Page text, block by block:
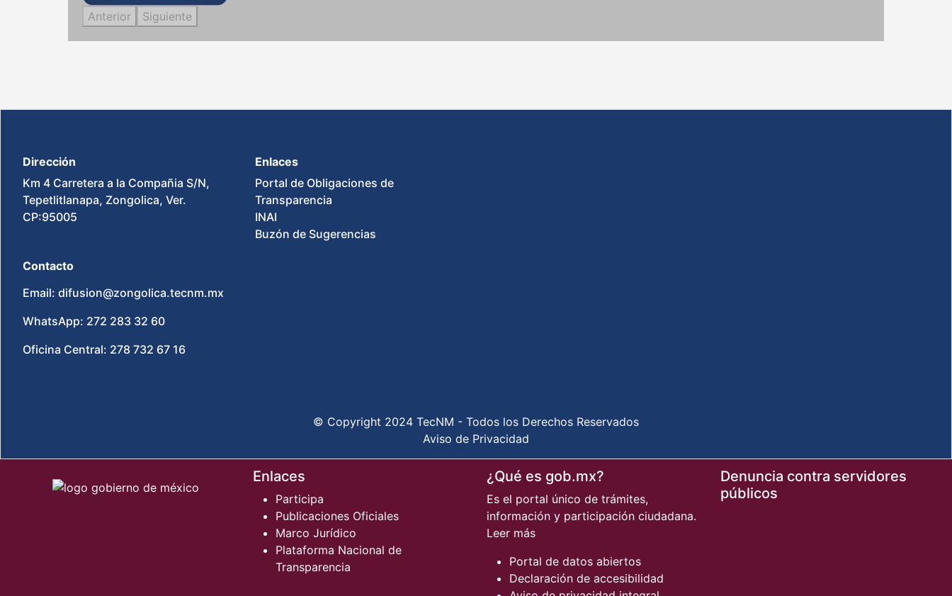
Anterior Siguiente
Dirección
Km 4 Carretera a la Compañia S/N,
Tepetlitlanapa, Zongolica, Ver.
CP:95005
Contacto
Email: difusion@zongolica.tecnm.mx
WhatsApp: 272 283 32 60
Oficina Central: 278 732 67 16
Enlaces
Portal de Obligaciones de
Transparencia
INAI
Buzón de Sugerencias
© Copyright 2024 TecNM - Todos los Derechos Reservados
Aviso de Privacidad
Enlaces
Participa
Publicaciones Oficiales
Marco Jurídico
Plataforma Nacional de
Transparencia
¿Qué es gob.mx?
Es el portal único de trámites,
información y participación ciudadana.
Leer más
Portal de datos abiertos
Declaración de accesibilidad
Denuncia contra servidores
públicos